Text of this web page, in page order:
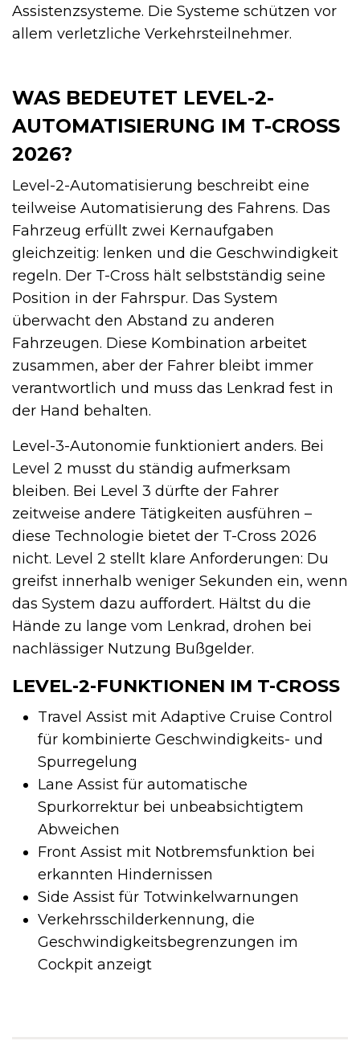
Assistenzsysteme. Die Systeme schützen vor
allem verletzliche Verkehrsteilnehmer.
WAS BEDEUTET LEVEL-2-
AUTOMATISIERUNG IM T-CROSS
2026?
Level-2-Automatisierung beschreibt eine
teilweise Automatisierung des Fahrens. Das
Fahrzeug erfüllt zwei Kernaufgaben
gleichzeitig: lenken und die Geschwindigkeit
regeln. Der T-Cross hält selbstständig seine
Position in der Fahrspur. Das System
überwacht den Abstand zu anderen
Fahrzeugen. Diese Kombination arbeitet
zusammen, aber der Fahrer bleibt immer
verantwortlich und muss das Lenkrad fest in
der Hand behalten.
Level-3-Autonomie funktioniert anders. Bei
Level 2 musst du ständig aufmerksam
bleiben. Bei Level 3 dürfte der Fahrer
zeitweise andere Tätigkeiten ausführen –
diese Technologie bietet der T-Cross 2026
nicht. Level 2 stellt klare Anforderungen: Du
greifst innerhalb weniger Sekunden ein, wenn
das System dazu auffordert. Hältst du die
Hände zu lange vom Lenkrad, drohen bei
nachlässiger Nutzung Bußgelder.
LEVEL-2-FUNKTIONEN IM T-CROSS
Travel Assist mit Adaptive Cruise Control
für kombinierte Geschwindigkeits- und
Spurregelung
Lane Assist für automatische
Spurkorrektur bei unbeabsichtigtem
Abweichen
Front Assist mit Notbremsfunktion bei
erkannten Hindernissen
Side Assist für Totwinkelwarnungen
Verkehrsschilderkennung, die
Geschwindigkeitsbegrenzungen im
Cockpit anzeigt